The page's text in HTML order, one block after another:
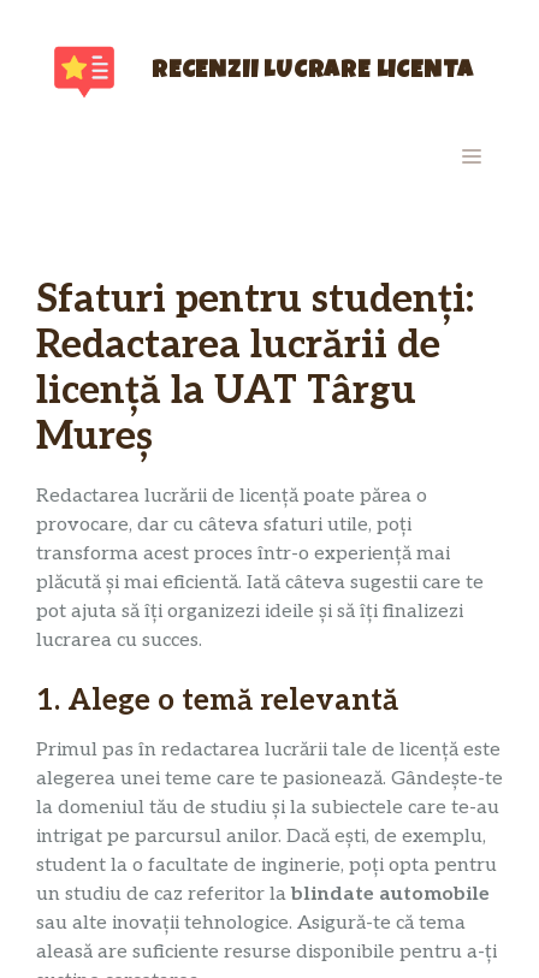
conținut
RECENZII LUCRARE LICENTA
MENIU
Sfaturi pentru studenți:
Redactarea lucrării de
licență la UAT Târgu
Mureș
Redactarea lucrării de licență poate părea o
provocare, dar cu câteva sfaturi utile, poți
transforma acest proces într-o experiență mai
plăcută și mai eficientă. Iată câteva sugestii care te
pot ajuta să îți organizezi ideile și să îți finalizezi
lucrarea cu succes.
1. Alege o temă relevantă
Primul pas în redactarea lucrării tale de licență este
alegerea unei teme care te pasionează. Gândește-te
la domeniul tău de studiu și la subiectele care te-au
intrigat pe parcursul anilor. Dacă ești, de exemplu,
student la o facultate de inginerie, poți opta pentru
un studiu de caz referitor lablindate automobile
sau alte inovații tehnologice. Asigură-te că tema
aleasă are suficiente resurse disponibile pentru a-ți